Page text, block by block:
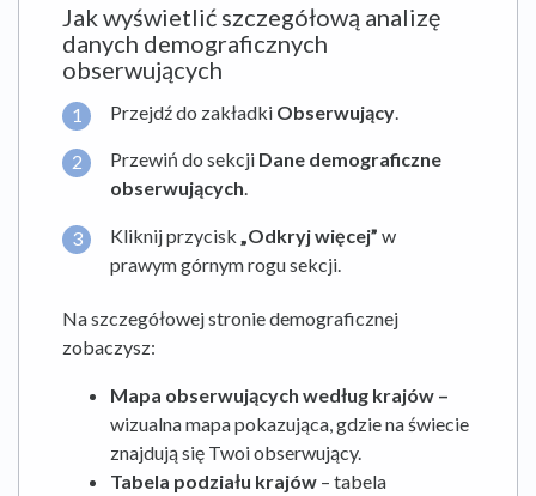
Jak wyświetlić szczegółową analizę
danych demograficznych
obserwujących
Przejdź do zakładki Obserwujący
Przewiń do sekcji Dane demograficzne
obserwujących.
Kliknij przycisk „Odkryj więcej” w
prawym górnym rogu sekcji.
Na szczegółowej stronie demograficznej
zobaczysz:
Mapa obserwujących według krajów –
wizualna mapa pokazująca, gdzie na świecie
znajdują się Twoi obserwujący.
Tabela podziału krajów – tabela